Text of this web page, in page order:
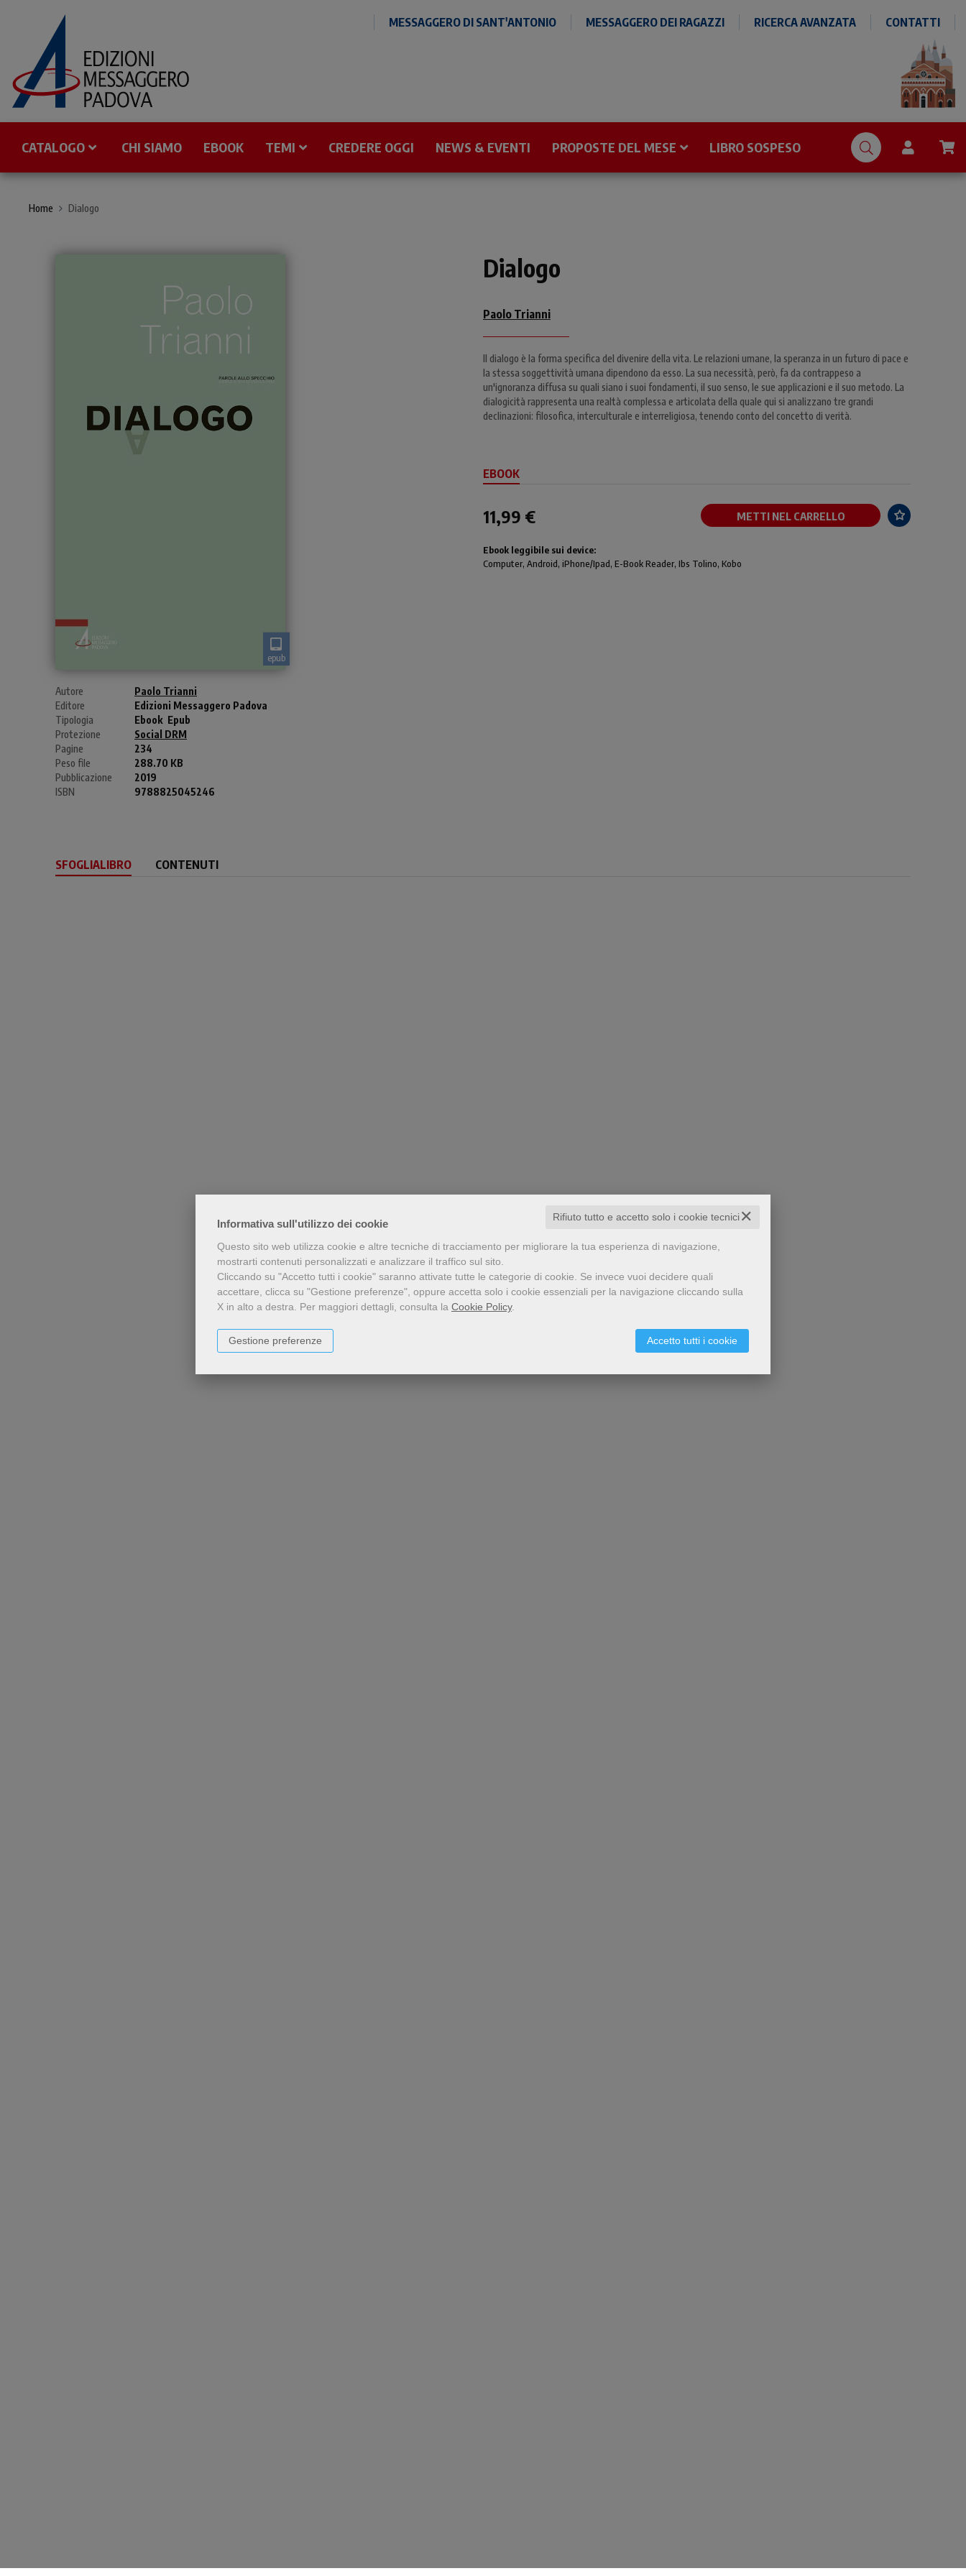
Informativa sull'utilizzo dei cookie ✕
Rifiuto tutto e accetto solo i cookie tecnici
Questo sito web utilizza cookie e altre tecniche di tracciamento per migliorare la tua esperienza di navigazione,
mostrarti contenuti personalizzati e analizzare il traffico sul sito.
Cliccando su "Accetto tutti i cookie" saranno attivate tutte le categorie di cookie. Se invece vuoi decidere quali
accettare, clicca su "Gestione preferenze", oppure accetta solo i cookie essenziali per la navigazione cliccando sulla
X in alto a destra. Per maggiori dettagli, consulta la Cookie Policy.
Accetto tutti i cookie
Gestione preferenze
MESSAGGERO DI SANT'ANTONIO MESSAGGERO DEI RAGAZZI RICERCA AVANZATA CONTATTI
CATALOGO CHI SIAMO EBOOK TEMI CREDERE OGGI NEWS & EVENTI PROPOSTE DEL MESE LIBRO SOSPESO
Home Dialogo
epub
Autore
Paolo Trianni
Editore
Edizioni Messaggero Padova
Tipologia
Ebook Epub
Protezione
Social DRM
Pagine
234
Peso file
288.70 KB
Pubblicazione
2019
ISBN
9788825045246
Dialogo
Paolo Trianni
Il dialogo è la forma specifica del divenire della vita. Le relazioni umane, la speranza in un futuro di pace e
la stessa soggettività umana dipendono da esso. La sua necessità, però, fa da contrappeso a
un'ignoranza diffusa su quali siano i suoi fondamenti, il suo senso, le sue applicazioni e il suo metodo. La
dialogicità rappresenta una realtà complessa e articolata della quale qui si analizzano tre grandi
declinazioni: filosofica, interculturale e interreligiosa, tenendo conto del concetto di verità.
EBOOK
11,99 € METTI NEL CARRELLO
Ebook leggibile sui device:
Computer, Android, iPhone/Ipad, E-Book Reader, Ibs Tolino, Kobo
SFOGLIALIBRO CONTENUTI